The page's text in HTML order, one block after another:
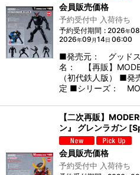
会員販売価格
予約受付中 入荷待ち
予約受付期間 : 2026年08
2026年09 月14日 06:00
■発売元： グッド
名： 【再販】
（初代鉄人版） ■
定 ■シリーズ：
【二次再販】
ン』 グレンラガン [
会員販売価格
予約受付中 入荷待ち